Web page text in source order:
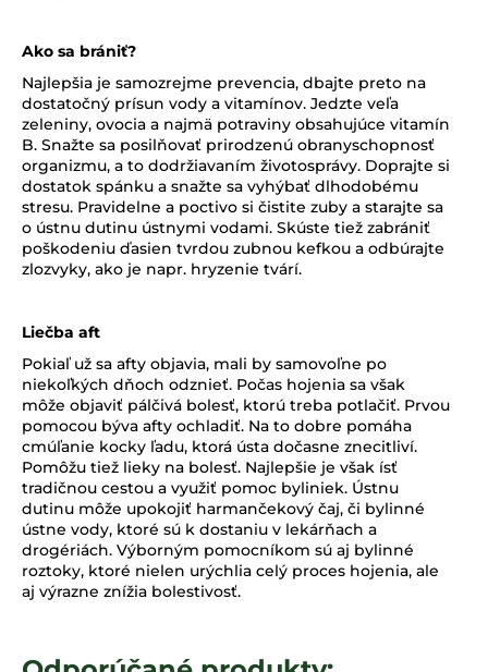
Ako sa brániť?
Najlepšia je samozrejme prevencia, dbajte preto na
dostatočný prísun vody a vitamínov. Jedzte veľa
zeleniny, ovocia a najmä potraviny obsahujúce vitamín
B. Snažte sa posilňovať prirodzenú obranyschopnosť
organizmu, a to dodržiavaním životosprávy. Doprajte si
dostatok spánku a snažte sa vyhýbať dlhodobému
stresu. Pravidelne a poctivo si čistite zuby a starajte sa
o ústnu dutinu ústnymi vodami. Skúste tiež zabrániť
poškodeniu ďasien tvrdou zubnou kefkou a odbúrajte
zlozvyky, ako je napr. hryzenie tvárí.
Liečba aft
Pokiaľ už sa afty objavia, mali by samovoľne po
niekoľkých dňoch odznieť. Počas hojenia sa však
môže objaviť pálčivá bolesť, ktorú treba potlačiť. Prvou
pomocou býva afty ochladiť. Na to dobre pomáha
cmúľanie kocky ľadu, ktorá ústa dočasne znecitliví.
Pomôžu tiež lieky na bolesť. Najlepšie je však ísť
tradičnou cestou a využiť pomoc byliniek. Ústnu
dutinu môže upokojiť harmančekový čaj, či bylinné
ústne vody, ktoré sú k dostaniu v lekárňach a
drogériách. Výborným pomocníkom sú aj bylinné
roztoky, ktoré nielen urýchlia celý proces hojenia, ale
aj výrazne znížia bolestivosť.